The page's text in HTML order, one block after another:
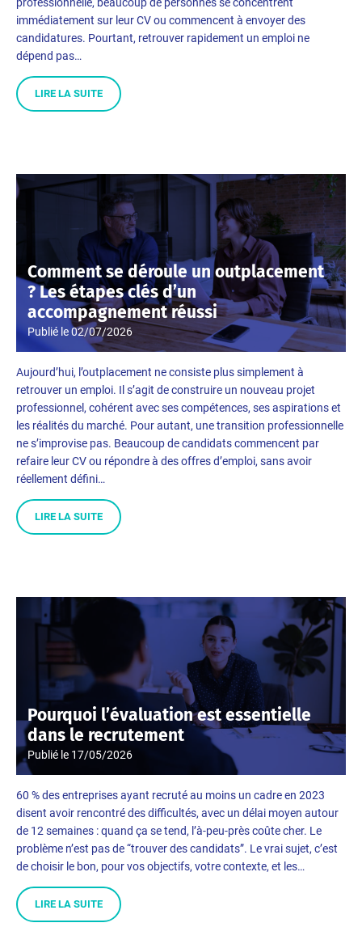
immédiatement sur leur CV ou commencent à envoyer des
candidatures. Pourtant, retrouver rapidement un emploi ne
dépend pas…
LIRE LA SUITE
Comment se déroule un outplacement
? Les étapes clés d’un
accompagnement réussi
Publié le02/07/2026
Aujourd’hui, l’outplacement ne consiste plus simplement à
retrouver un emploi. Il s’agit de construire un nouveau projet
professionnel, cohérent avec ses compétences, ses aspirations et
les réalités du marché. Pour autant, une transition professionnelle
ne s’improvise pas. Beaucoup de candidats commencent par
refaire leur CV ou répondre à des offres d’emploi, sans avoir
réellement défini…
LIRE LA SUITE
Pourquoi l’évaluation est essentielle
dans le recrutement
Publié le 17/05/2026
60 % des entreprises ayant recruté au moins un cadre en 2023
disent avoir rencontré des difficultés, avec un délai moyen autour
de 12 semaines : quand ça se tend, l’à-peu-près coûte cher. Le
problème n’est pas de “trouver des candidats”. Le vrai sujet, c’est
de choisir le bon, pour vos objectifs, votre contexte, et les…
LIRE LA SUITE